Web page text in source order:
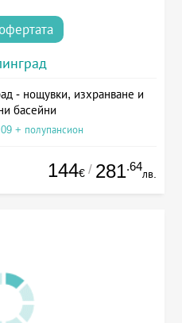
- нощувки, изхранване и
басейни
+ полупансион
144€ / 281.64
лв.